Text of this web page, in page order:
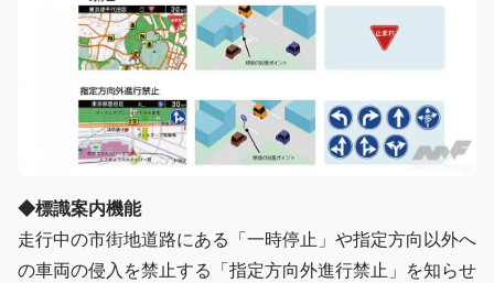
◆標識案内機能
走行中の市街地道路にある「一時停止」や指定方向以外へ
の車両の侵入を禁止する「指定方向外進行禁止」を知らせ